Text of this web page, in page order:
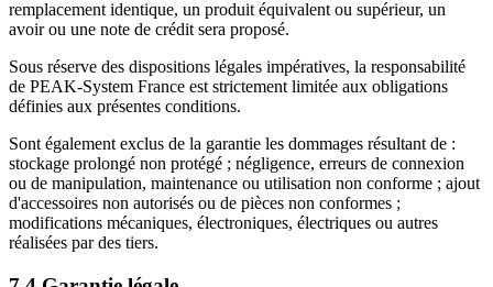
remplacement identique, un produit équivalent ou supérieur, un
avoir ou une note de crédit sera proposé.
Sous réserve des dispositions légales impératives, la responsabilité
de PEAK-System France est strictement limitée aux obligations
définies aux présentes conditions.
Sont également exclus de la garantie les dommages résultant de :
stockage prolongé non protégé ; négligence, erreurs de connexion
ou de manipulation, maintenance ou utilisation non conforme ; ajout
d'accessoires non autorisés ou de pièces non conformes ;
modifications mécaniques, électroniques, électriques ou autres
réalisées par des tiers.